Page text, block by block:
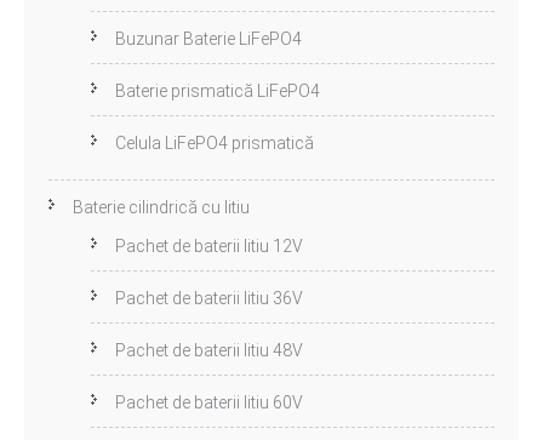
Buzunar Baterie LiFePO4
Baterie prismatică LiFePO4
Celula LiFePO4 prismatică
Baterie cilindrică cu litiu
Pachet de baterii litiu 12V
Pachet de baterii litiu 36V
Pachet de baterii litiu 48V
Pachet de baterii litiu 60V